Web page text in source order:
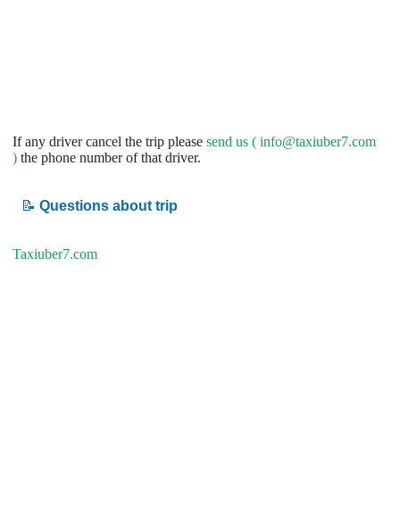
If any driver cancel the trip please send us ( info@taxiuber7.com
) the phone number of that driver.
📝 Questions about trip
Taxiuber7.com